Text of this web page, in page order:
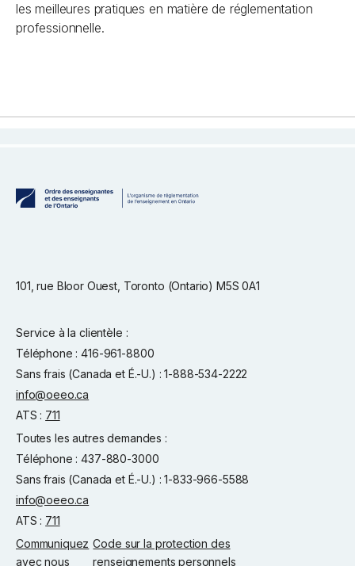
les meilleures pratiques en matière de réglementation
professionnelle.
101, rue Bloor Ouest, Toronto (Ontario) M5S 0A1
Service à la clientèle :
Téléphone : 416-961-8800
Sans frais (Canada et É.-U.) : 1-888-534-2222
info@oeeo.ca
ATS : 711
Toutes les autres demandes :
Téléphone : 437-880-3000
Sans frais (Canada et É.-U.) : 1-833-966-5588
info@oeeo.ca
ATS : 711
Communiquez
avec nous
Code sur la protection des
renseignements personnels